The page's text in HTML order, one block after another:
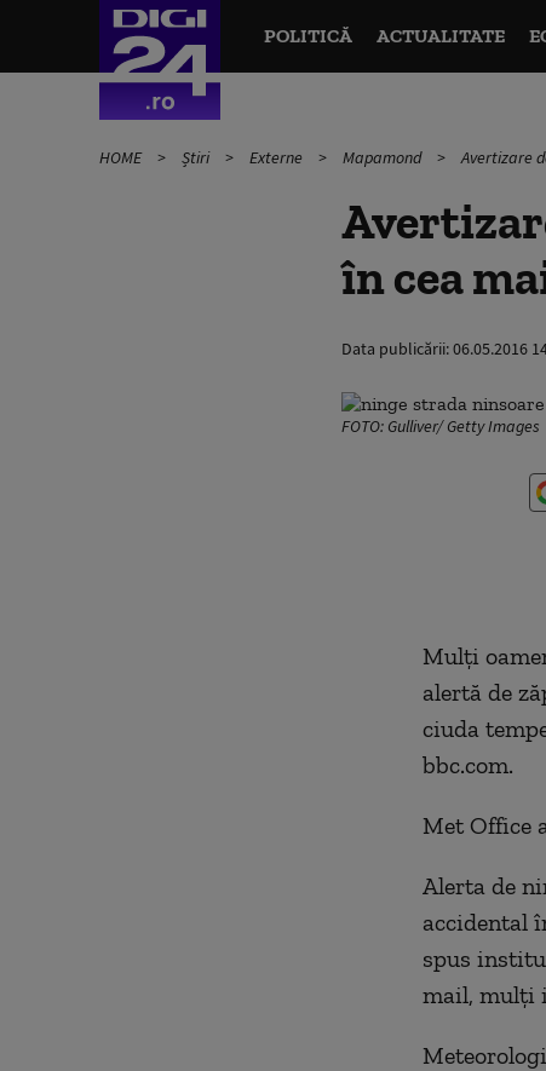
POLITICĂ ACTUALITATE
HOME Știri Externe Mapamond Avertizare
în cea
Data publicării:06.05.2016
FOTO: Gulliver/ Getty Images
Mulți
alertă de
ciuda
bbc.com.
Met Office
Alerta de
accidental
spus
mail, mulți